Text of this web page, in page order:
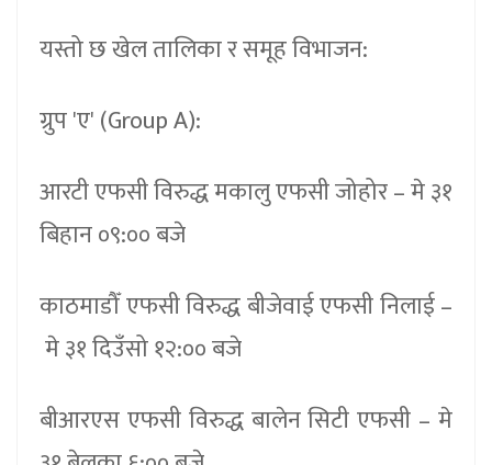
यस्तो छ खेल तालिका र समूह विभाजन:
ग्रुप 'ए' (Group A):
आरटी एफसी विरुद्ध मकालु एफसी जोहोर – मे ३१
बिहान ०९:०० बजे
काठमाडौँ एफसी विरुद्ध बीजेवाई एफसी निलाई –
मे ३१ दिउँसो १२:०० बजे
बीआरएस एफसी विरुद्ध बालेन सिटी एफसी – मे